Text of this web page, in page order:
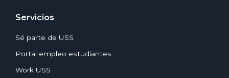
Servicios
Sé parte de USS
Portal empleo estudiantes
Work USS